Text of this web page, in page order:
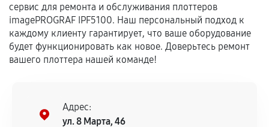
сервис для ремонта и обслуживания плоттеров
imagePROGRAF IPF5100. Наш персональный подход к
каждому клиенту гарантирует, что ваше оборудование
будет функционировать как новое. Доверьтесь ремонт
вашего плоттера нашей команде!
Адрес:
ул. 8 Марта, 46